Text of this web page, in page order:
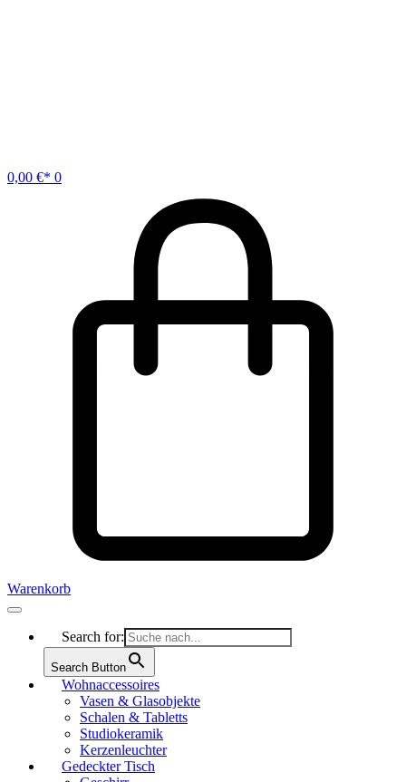
0,00 € 0
Warenkorb
Search for:
Search Button
Wohnaccessoires
Vasen & Glasobjekte
Schalen & Tabletts
Studiokeramik
Kerzenleuchter
Gedeckter Tisch